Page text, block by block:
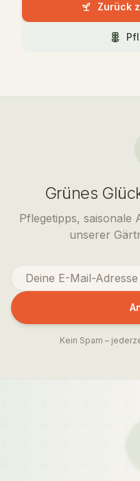
Zurück
Grünes
Pflegetipps, saisonale
unserer
Kein Spam –